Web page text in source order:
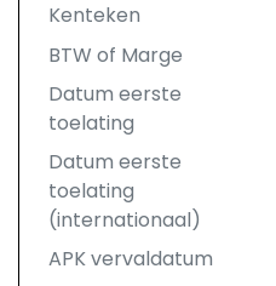
Kenteken
BTW of Marge
Datum eerste
toelating
Datum eerste
toelating
(internationaal)
APK vervaldatum